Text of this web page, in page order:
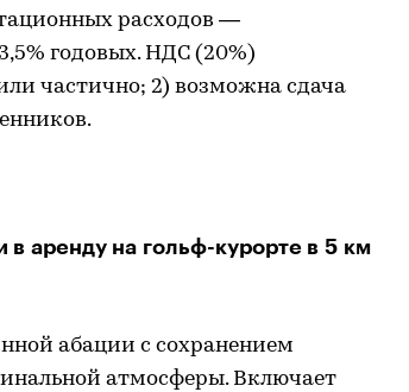
расходов —
годовых. НДС (20%)
частично; 2) возможна сдача
аренду на гольф-курорте в 5 км
абации с сохранением
атмосферы. Включает